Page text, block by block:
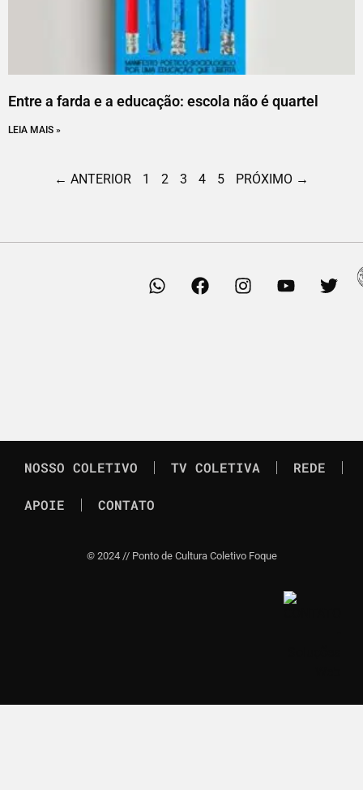
Entre a farda e a educação: escola não é quartel
LEIA MAIS »
← ANTERIOR 1 2 3 4 5 PRÓXIMO →
NOSSO COLETIVO TV COLETIVA REDE
APOIE CONTATO
© 2024 // Ponto de Cultura Coletivo Foque